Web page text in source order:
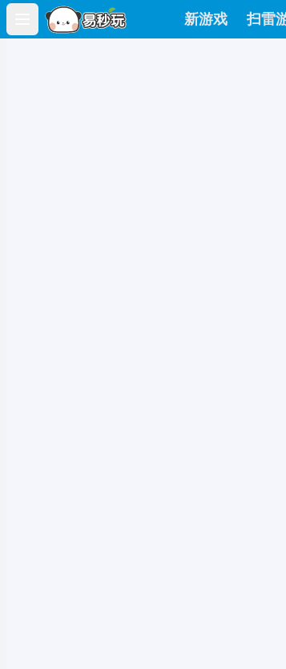
Open main menu
新游戏 扫雷